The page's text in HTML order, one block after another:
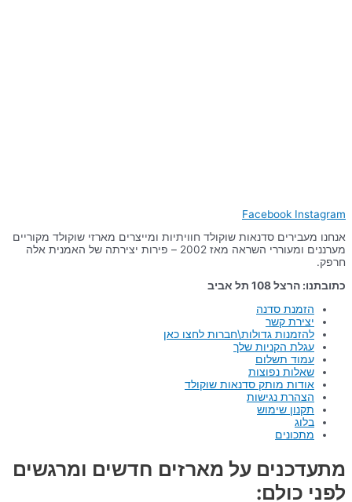
Facebook Instagram
אנחנו מעבירים סדנאות שוקולד חוויתיות ומייצרים מארזי שוקולד מקוריים
מערננים ומעוררי השראה מאז 2002 – פירות יצירתה של האמנית אלה
חרפק.
כתובתנו: הרצל 108 תל אביב
הזמנת סדנה
יצירת קשר
להזמנות גדולות\חברות לחצו כאן
עגלת הקניות שלך
עמוד תשלום
שאלות נפוצות
אודות מותק סדנאות שוקולד
הצהרת נגישות
תקנון שימוש
בלוג
מתכונים
מתעדכנים על מארזים חדשים ומרגשים
לפני כולם: